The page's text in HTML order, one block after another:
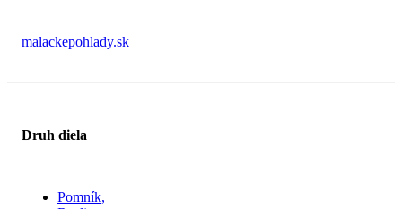
malackepohlady.sk
Druh diela
Pomník